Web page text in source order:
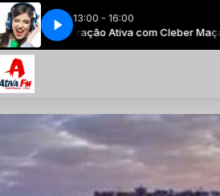
13:00 - 16:00
Geração Ativa com Cleber Maçaneiro